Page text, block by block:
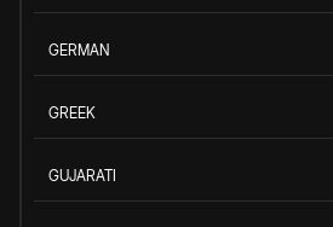
GERMAN
GREEK
GUJARATI